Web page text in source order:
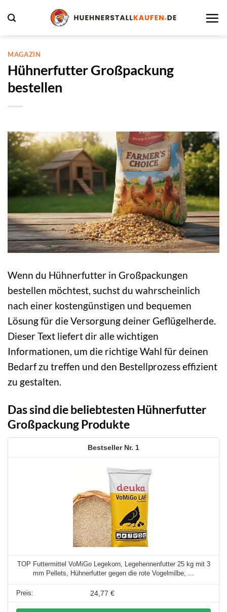
Inhalt
springen
MAGAZIN
Hühnerfutter Großpackung
bestellen
Wenn du Hühnerfutter in Großpackungen
bestellen möchtest, suchst du wahrscheinlich
nach einer kostengünstigen und bequemen
Lösung für die Versorgung deiner Geflügelherde.
Dieser Text liefert dir alle wichtigen
Informationen, um die richtige Wahl für deinen
Bedarf zu treffen und den Bestellprozess effizient
zu gestalten.
Das sind die beliebtesten Hühnerfutter
Großpackung Produkte
1
TOP Futtermittel VoMiGo Legekorn, Legehennenfutter 25 kg mit 3
mm Pellets, Hühnerfutter gegen die rote Vogelmilbe, ...
24,77 €